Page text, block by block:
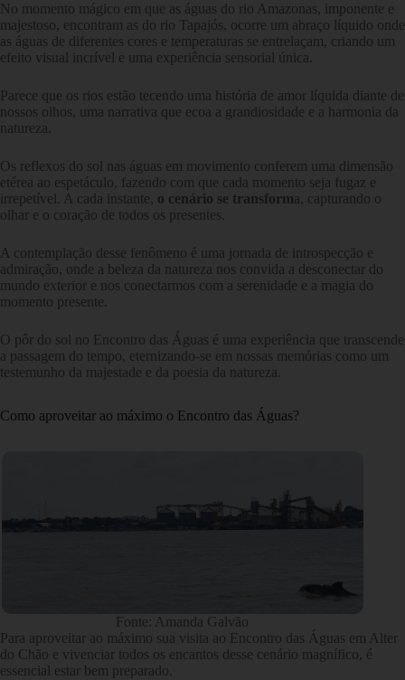
No momento mágico em que as águas do rio Amazonas, imponente e
majestoso, encontram as do rio Tapajós, ocorre um abraço líquido onde
as águas de diferentes cores e temperaturas se entrelaçam, criando um
efeito visual incrível e uma experiência sensorial única.
Parece que os rios estão tecendo uma história de amor líquida diante de
nossos olhos, uma narrativa que ecoa a grandiosidade e a harmonia da
natureza.
Os reflexos do sol nas águas em movimento conferem uma dimensão
etérea ao espetáculo, fazendo com que cada momento seja fugaz e
irrepetível. A cada instante, o cenário se transforma, capturando o
olhar e o coração de todos os presentes.
A contemplação desse fenômeno é uma jornada de introspecção e
admiração, onde a beleza da natureza nos convida a desconectar do
mundo exterior e nos conectarmos com a serenidade e a magia do
momento presente.
O pôr do sol no Encontro das Águas é uma experiência que transcende
a passagem do tempo, eternizando-se em nossas memórias como um
testemunho da majestade e da poesia da natureza.
Como aproveitar ao máximo o Encontro das Águas?
Fonte: Amanda Galvão
Para aproveitar ao máximo sua visita ao Encontro das Águas em Alter
do Chão e vivenciar todos os encantos desse cenário magnífico, é
essencial estar bem preparado.